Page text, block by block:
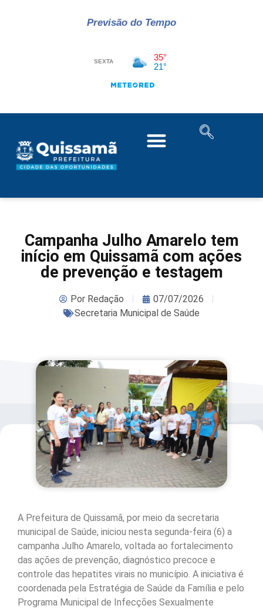
Previsão do Tempo
Campanha Julho Amarelo tem
início em Quissamã com ações
de prevenção e testagem
PorRedação
07/07/2026
Secretaria Municipal de Saúde
A Prefeitura de Quissamã, por meio da secretaria
municipal de Saúde, iniciou nesta segunda-feira (6) a
campanha Julho Amarelo, voltada ao fortalecimento
das ações de prevenção, diagnóstico precoce e
controle das hepatites virais no município. A iniciativa é
coordenada pela Estratégia de Saúde da Família e pelo
Programa Municipal de Infecções Sexualmente